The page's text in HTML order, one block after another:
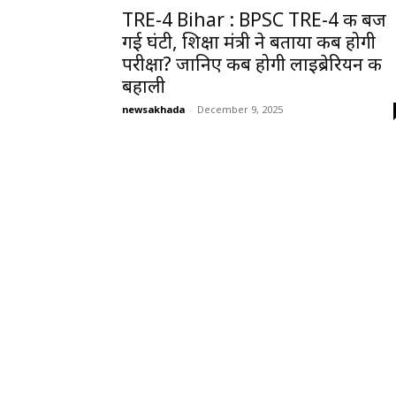
TRE-4 Bihar : BPSC TRE-4 की बज
गई घंटी, शिक्षा मंत्री ने बताया कब होगी
परीक्षा? जानिए कब होगी लाइब्रेरियन की
बहाली
newsakhada - December 9, 2025